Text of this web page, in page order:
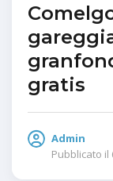
gratis
Admin
Pubblicato il